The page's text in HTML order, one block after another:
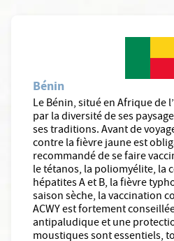
Bénin
Le Bénin, situé en Afrique de
par la diversité de ses
ses traditions. Avant de
contre la fièvre jaune est
recommandé de se faire
le tétanos, la poliomyélite, la
hépatites A et B, la fièvre
saison sèche, la vaccination
ACWY est fortement
antipaludique et une
moustiques sont essentiels,